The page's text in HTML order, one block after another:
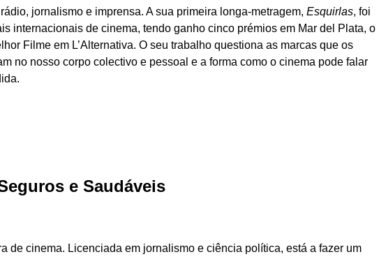
jornalismo e imprensa. A sua primeira longa-metragem,Esquirlas, foi
internacionais de cinema, tendo ganho cinco prémios em Mar del Plata, o
Filme em L’Alternativa. O seu trabalho questiona as marcas que os
no nosso corpo colectivo e pessoal e a forma como o cinema pode falar
e Saudáveis
de cinema. Licenciada em jornalismo e ciência política, está a fazer um